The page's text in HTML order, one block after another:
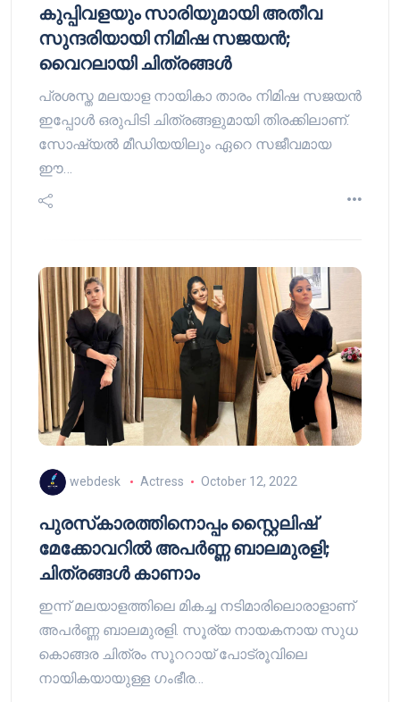
കുപ്പിവളയും സാരിയുമായി അതീവ
സുന്ദരിയായി നിമിഷ സജയൻ;
വൈറലായി ചിത്രങ്ങൾ
പ്രശസ്ത മലയാള നായികാ താരം നിമിഷ സജയൻ
ഇപ്പോൾ ഒരുപിടി ചിത്രങ്ങളുമായി തിരക്കിലാണ്.
സോഷ്യൽ മീഡിയയിലും ഏറെ സജീവമായ
ഈ…
webdesk Actress October 12, 2022
പുരസ്‍കാരത്തിനൊപ്പം സ്റ്റൈലിഷ്
മേക്കോവറിൽ അപർണ്ണ ബാലമുരളി;
ചിത്രങ്ങൾ കാണാം
ഇന്ന് മലയാളത്തിലെ മികച്ച നടിമാരിലൊരാളാണ്
അപർണ്ണ ബാലമുരളി. സൂര്യ നായകനായ സുധ
കൊങ്ങര ചിത്രം സൂററായ് പോട്രൂവിലെ
നായികയായുള്ള ഗംഭീര…